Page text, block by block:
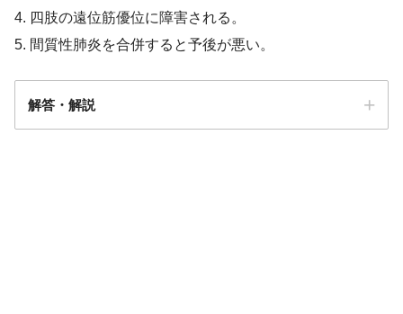
4. 四肢の遠位筋優位に障害される。
5. 間質性肺炎を合併すると予後が悪い。
解答・解説